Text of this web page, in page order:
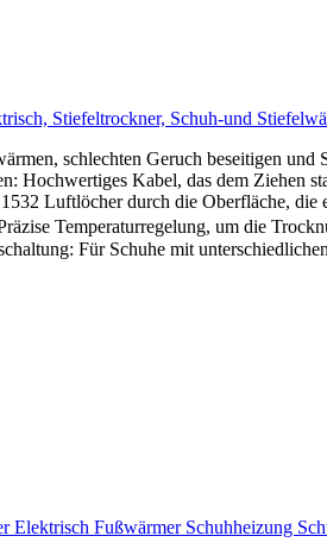
Stiefeltrockner, Schuh-und
schlechten Geruch beseitigen und
Hochwertiges Kabel, das dem Ziehen
Luftlöcher durch die Oberfläche, die
Temperaturregelung, um die
Für Schuhe mit
Elektrisch Fußwärmer Schuhheizung